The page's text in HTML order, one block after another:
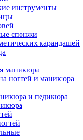
инструменты
спонжи
карандашей
маникюра
ногтей и маникюра
и педикюра